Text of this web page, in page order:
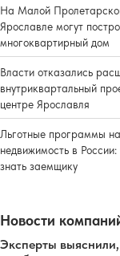
На Малой
Ярославле могут
многоквартирный дом
Власти отказались
внутриквартальный
центре Ярославля
Льготные программы на
недвижимость в
знать заемщику
Новости
Эксперты